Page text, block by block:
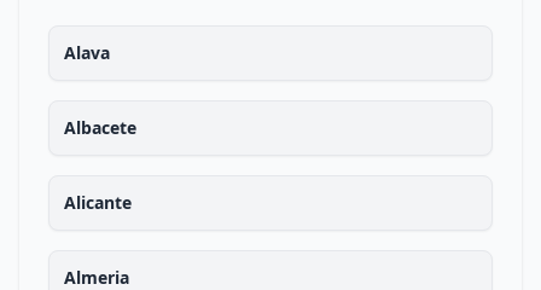
Alava
Albacete
Alicante
Almeria